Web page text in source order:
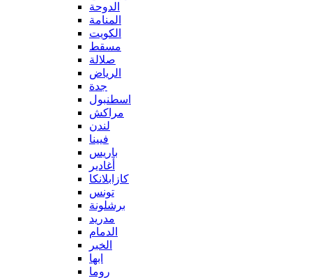
الدوحة
المنامة
الكويت
مسقط
صلالة
الرياض
جدة
اسطنبول
مراكش
لندن
فيينا
باريس
أغادير
كازابلانكا
تونس
برشلونة
مدريد
الدمام
الخبر
ابها
روما